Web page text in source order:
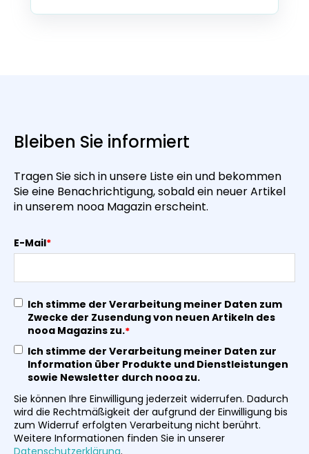
Bleiben Sie informiert
Tragen Sie sich in unsere Liste ein und bekommen
Sie eine Benachrichtigung, sobald ein neuer Artikel
in unserem nooa Magazin erscheint.
E-Mail*
Ich stimme der Verarbeitung meiner Daten zum
Zwecke der Zusendung von neuen Artikeln des
nooa Magazins zu.*
Ich stimme der Verarbeitung meiner Daten zur
Information über Produkte und Dienstleistungen
sowie Newsletter durch nooa zu.
Sie können Ihre Einwilligung jederzeit widerrufen. Dadurch
wird die Rechtmäßigkeit der aufgrund der Einwilligung bis
zum Widerruf erfolgten Verarbeitung nicht berührt.
Weitere Informationen finden Sie in unserer
Datenschutzerklärung.